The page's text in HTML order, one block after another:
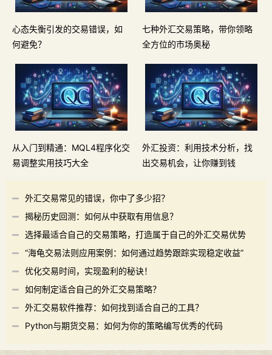
心态失衡引发的交易错误，如
何避免？
七种外汇交易策略，带你领略
全方位的市场奥秘
从入门到精通：MQL4程序化交
易调整实用技巧大全
外汇投资：利用技术分析，找
出交易机会，让你赚到钱
外汇交易常见的错误，你中了多少招？
揭秘历史回测：如何从中获取有用信息？
选择最适合自己的交易策略，打造属于自己的外汇交易优势
“海龟交易法则应用案例：如何通过趋势跟踪实现稳定收益”
优化交易时间，实现盈利的秘诀！
如何制定适合自己的外汇交易策略？
外汇交易软件推荐：如何找到适合自己的工具？
Python与期货交易：如何为你的策略编写优秀的代码